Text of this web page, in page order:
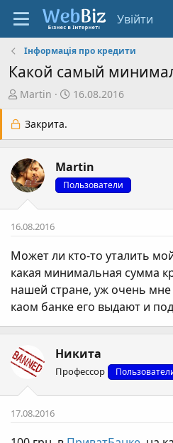
Увійти
Інформація про кредити
Какой самый
А
т
о
т
е
и
Martin
Д
а
т
в
о
р
н
я
16.08.2016
Закрита.
Martin
Пользователи
16.08.2016
Может ли кто-то уталить
какая минимальная сумма
нашей стране, уж очень мне
каом банке его выдают и
Никита
Профессор
17.08.2016